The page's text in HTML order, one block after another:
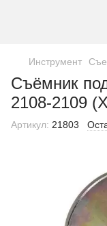
Инструмент
Съёмник
2108-2109
Артикул: 21803